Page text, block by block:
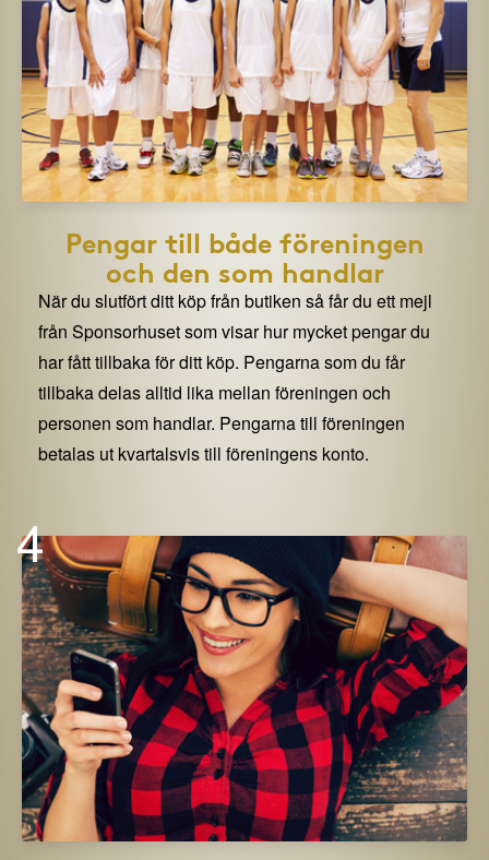
Pengar till både föreningen
och den som handlar
När du slutfört ditt köp från butiken så får du ett mejl
från Sponsorhuset som visar hur mycket pengar du
har fått tillbaka för ditt köp. Pengarna som du får
tillbaka delas alltid lika mellan föreningen och
personen som handlar. Pengarna till föreningen
betalas ut kvartalsvis till föreningens konto.
4